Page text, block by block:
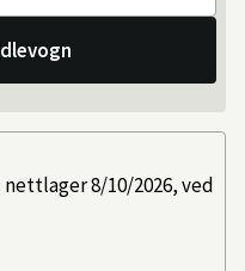
8/10/2026, ved